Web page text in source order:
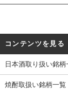
コンテンツを見る
日本酒取り扱い銘柄
焼酎取扱い銘柄一覧